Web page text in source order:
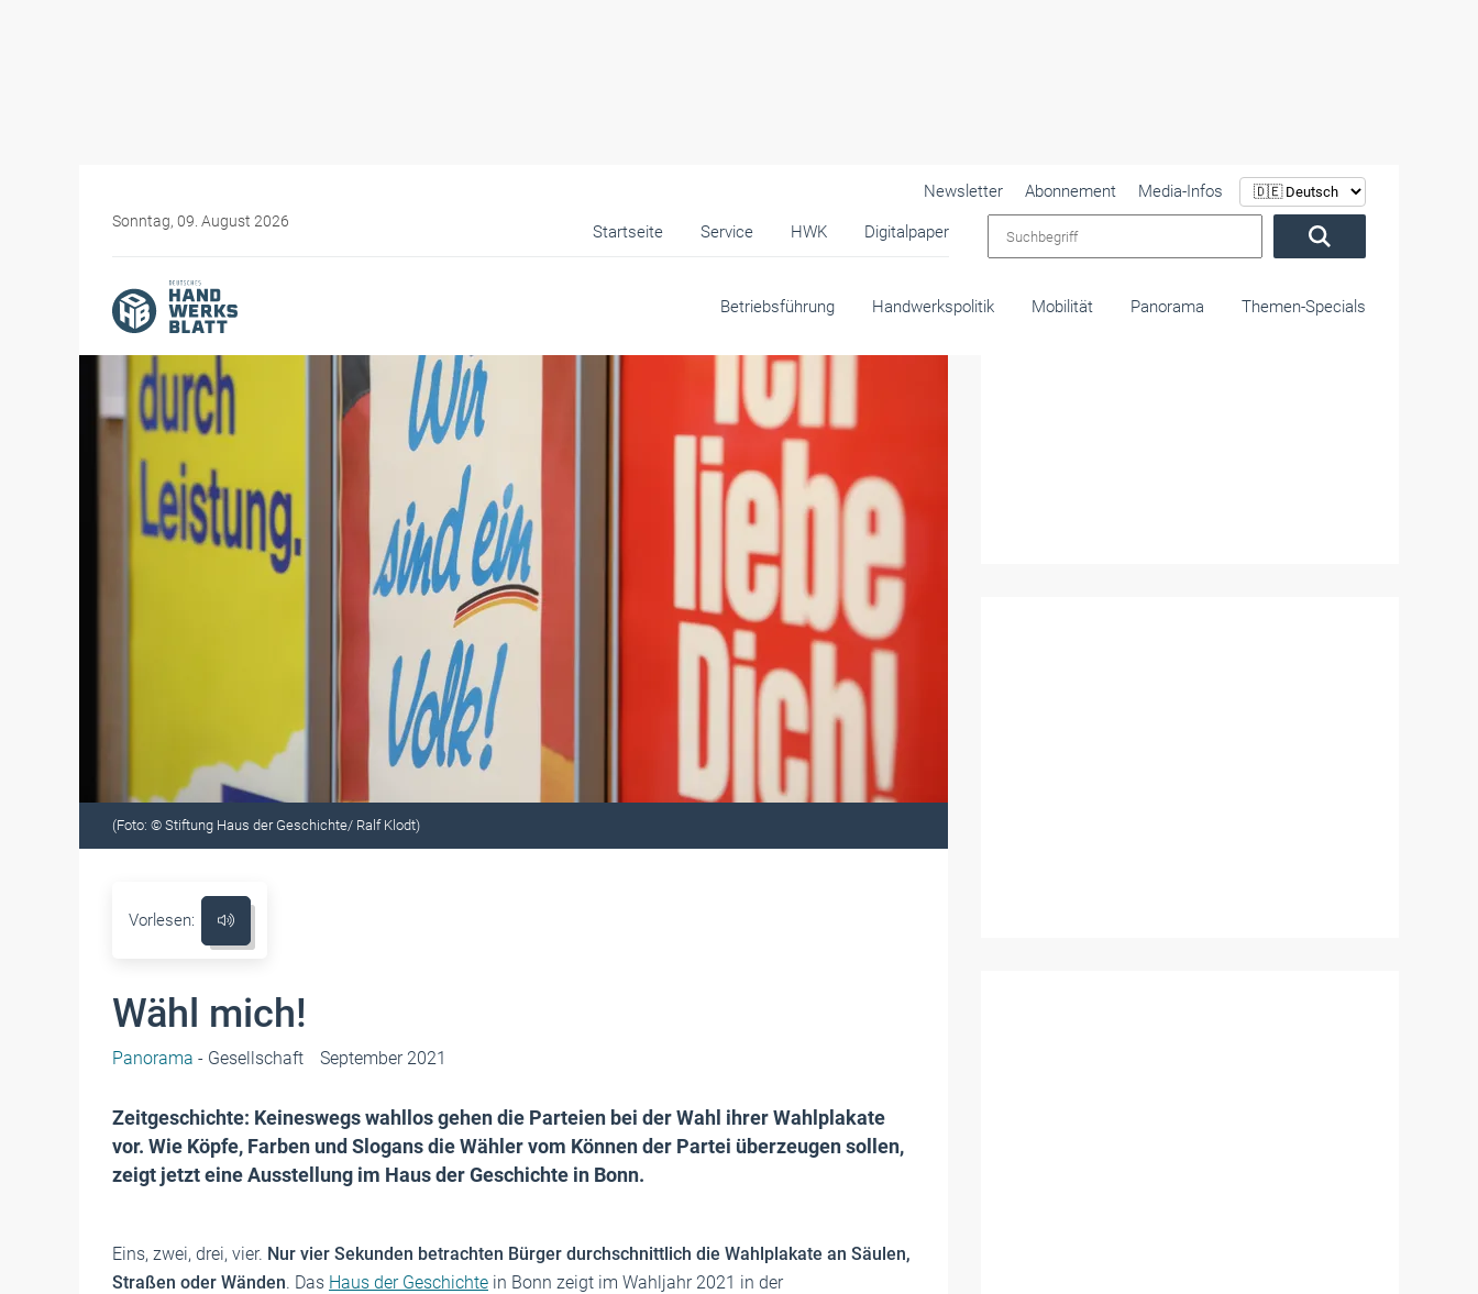
Sonntag, 09. August 2026
Startseite Service HWK Digitalpaper
Newsletter Abonnement
Media-Infos
Betriebsführung Handwerkspolitik Mobilität Panorama Themen-Specials
(Foto: © Stiftung Haus der Geschichte/ Ralf Klodt)
Vorlesen:
Wähl mich!
Panorama - Gesellschaft September 2021
Zeitgeschichte: Keineswegs wahllos gehen die Parteien bei der Wahl ihrer Wahlplakate
vor. Wie Köpfe, Farben und Slogans die Wähler vom Können der Partei überzeugen sollen,
zeigt jetzt eine Ausstellung im Haus der Geschichte in Bonn.
Eins, zwei, drei, vier. Nur vier Sekunden betrachten Bürger durchschnittlich die Wahlplakate an Säulen,
Straßen oder Wänden. Das Haus der Geschichte in Bonn zeigt im Wahljahr 2021 in der